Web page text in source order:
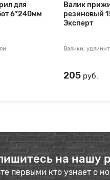
для
6*240мм
Валик
резиновый
Эксперт
Валики,
205 руб.
на нашу
первыми кто узнает о